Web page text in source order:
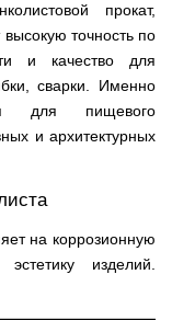
прокат,
точность по
и качество для
сварки. Именно
для пищевого
и архитектурных
на коррозионную
изделий.